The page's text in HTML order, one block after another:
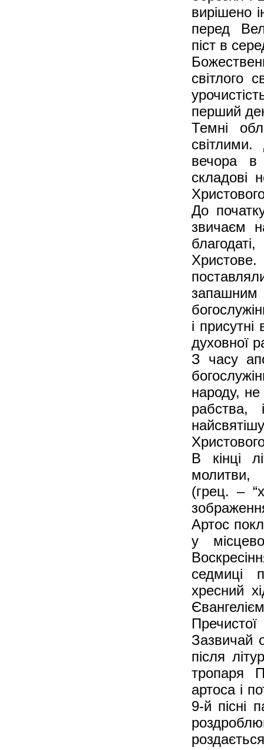
вирішено
перед
піст в
світлого
перший
Темні
вечора в
складові
До
звичаєм
і
духовної
З часу
народу, не
В кінці
молитви,
(грец. –
Артос
у
седмиці
хресний
Зазвичай
після
тропаря
артоса і
9-й пісні